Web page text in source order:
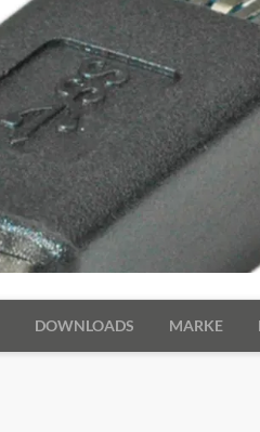
DOWNLOADS MARKE